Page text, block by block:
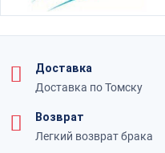
Доставка
Доставка по Томску
Возврат
Легкий возврат брака